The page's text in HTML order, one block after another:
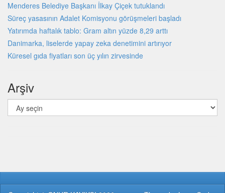
Menderes Belediye Başkanı İlkay Çiçek tutuklandı
Süreç yasasının Adalet Komisyonu görüşmeleri başladı
Yatırımda haftalık tablo: Gram altın yüzde 8,29 arttı
Danimarka, liselerde yapay zeka denetimini artırıyor
Küresel gıda fiyatları son üç yılın zirvesinde
Arşiv
Arşiv